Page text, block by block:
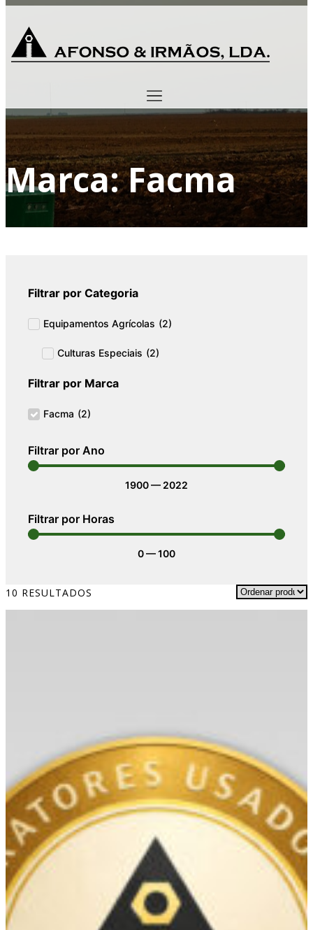
Marca: Facma
Filtrar por Categoria
Equipamentos Agrícolas (2)
Culturas Especiais (2)
Filtrar por Marca
Facma (2)
Filtrar por Ano
1900— 2022
Filtrar por Horas
0—100
10 RESULTADOS